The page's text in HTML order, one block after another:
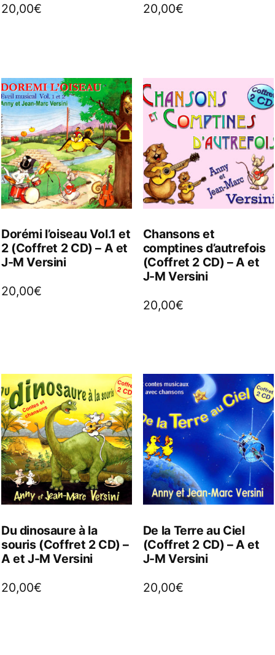
20,00€
20,00€
Dorémi l’oiseau Vol.1 et
2 (Coffret 2 CD) – A et
J-M Versini
20,00€
Chansons et
comptines d’autrefois
(Coffret 2 CD) – A et
J-M Versini
20,00€
Du dinosaure à la
souris (Coffret 2 CD) –
A et J-M Versini
20,00€
De la Terre au Ciel
(Coffret 2 CD) – A et
J-M Versini
20,00€